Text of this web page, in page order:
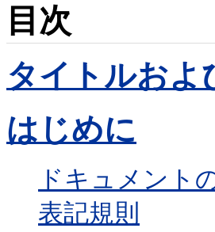
目次
タイトルおよ
はじめに
ドキュメント
表記規則